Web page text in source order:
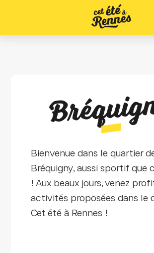
Bienvenue dans le quartier
Bréquigny, aussi sportif que
! Aux beaux jours, venez
activités proposées dans le
Cet été à Rennes !